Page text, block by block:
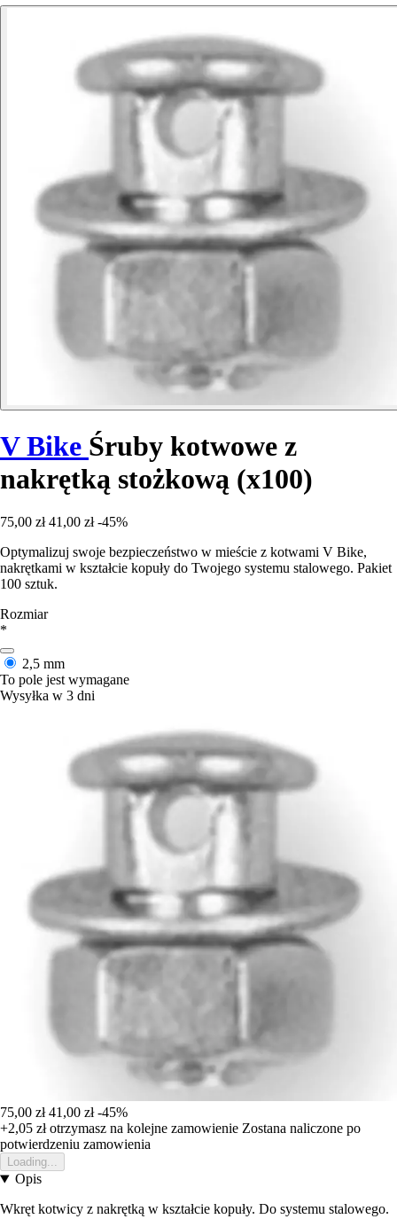
V Bike Śruby kotwowe z
nakrętką stożkową (x100)
75,00 zł 41,00 zł -45%
Optymalizuj swoje bezpieczeństwo w mieście z kotwami V Bike,
nakrętkami w kształcie kopuły do Twojego systemu stalowego. Pakiet
100 sztuk.
Rozmiar
*
2,5 mm
To pole jest wymagane
Wysyłka w 3 dni
75,00 zł 41,00 zł -45%
+2,05 złotrzymasz na kolejne zamowienie Zostana naliczone po
potwierdzeniu zamowienia
Loading...
Opis
Wkręt kotwicy z nakrętką w kształcie kopuły. Do systemu stalowego.